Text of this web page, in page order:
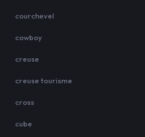
courchevel
cowboy
creuse
creuse tourisme
cross
cube